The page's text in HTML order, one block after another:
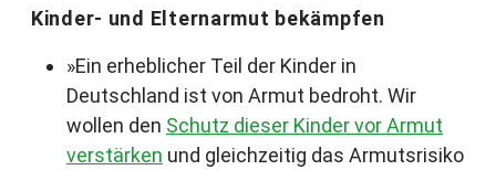
Kinder- und Elternarmut bekämpfen
»Ein erheblicher Teil der Kinder in
Deutschland ist von Armut bedroht. Wir
wollen den Schutz dieser Kinder vor Armut
verstärken und gleichzeitig das Armutsrisiko